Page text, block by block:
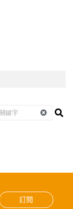
訂閱